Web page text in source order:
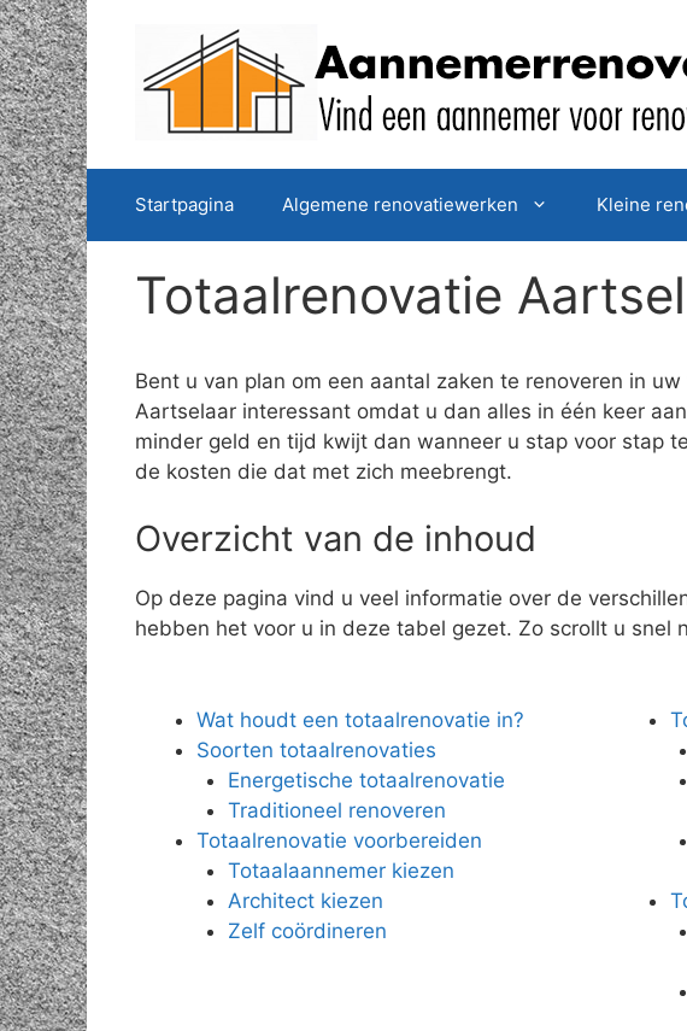
Spring
naar
de
inhoud
Startpagina Algemene renovatiewerken Kleine
Totaalrenovatie
Bent u van plan om een aantal zaken te renoveren in
Aartselaar interessant omdat u dan alles in één keer
minder geld en tijd kwijt dan wanneer u stap voor stap
de kosten die dat met zich meebrengt.
Overzicht van de inhoud
Op deze pagina vind u veel informatie over de
hebben het voor u in deze tabel gezet. Zo scrollt u snel
Wat houdt een totaalrenovatie in?
Soorten totaalrenovaties
Energetische totaalrenovatie
Traditioneel renoveren
Totaalrenovatie voorbereiden
Totaalaannemer kiezen
Architect kiezen
Zelf coördineren